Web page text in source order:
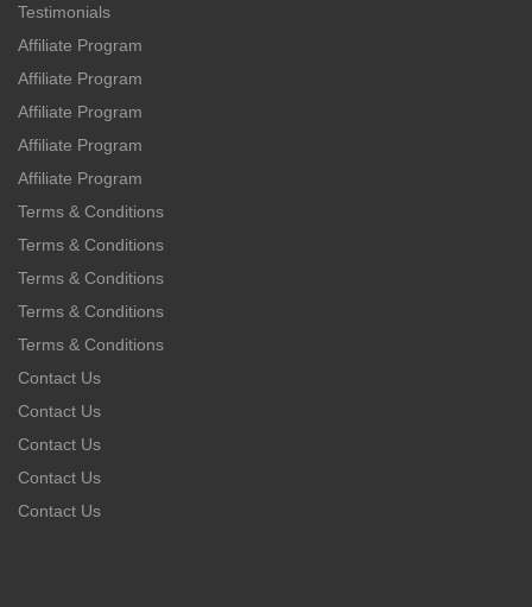
Testimonials
Affiliate Program
Affiliate Program
Affiliate Program
Affiliate Program
Affiliate Program
Terms & Conditions
Terms & Conditions
Terms & Conditions
Terms & Conditions
Terms & Conditions
Contact Us
Contact Us
Contact Us
Contact Us
Contact Us